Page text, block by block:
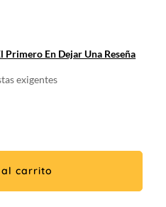
Primero En Dejar Una Reseña
exigentes
carrito